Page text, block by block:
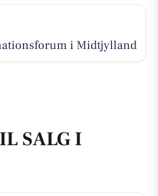
i Midtjylland
SALG I